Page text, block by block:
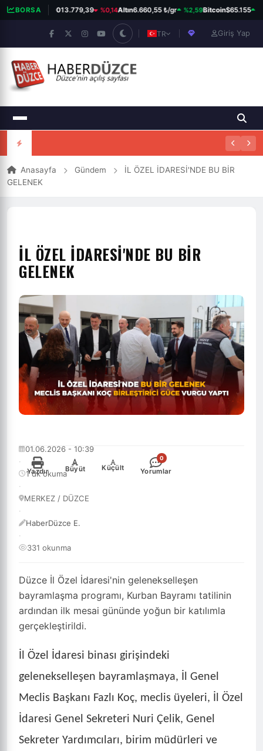
BORSA
BIST 100 13.779,39 %0,14Altın6.660,55 ₺/gr %2,59Bitcoin$65.155
TR Giriş Yap
Anasayfa Gündem
İL ÖZEL İDARESİ'NDE BU BİR
GELENEK
İL ÖZEL İDARESİ'NDE BU BİR
GELENEK
Düzce İl Özel İdaresi'nin gelenekselleşen
bayramlaşma programı, Kurban Bayramı tatilinin
ardından ilk mesai gününde yoğun bir katılımla
gerçekleştirildi.
01.06.2026 - 10:39
·
1 dk okuma
·
MERKEZ / DÜZCE
·
HaberDüzce E.
·
331 okunma
Yazdır
+
Büyüt
-
Küçült
0
Yorumlar
İl Özel İdaresi binası girişindeki
gelenekselleşen bayramlaşmaya, İl Genel
Meclis Başkanı Fazlı Koç, meclis üyeleri, İl Özel
İdaresi Genel Sekreteri Nuri Çelik, Genel
Sekreter Yardımcıları, birim müdürleri ve